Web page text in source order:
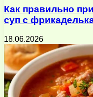
Как правильно
суп с
18.06.2026